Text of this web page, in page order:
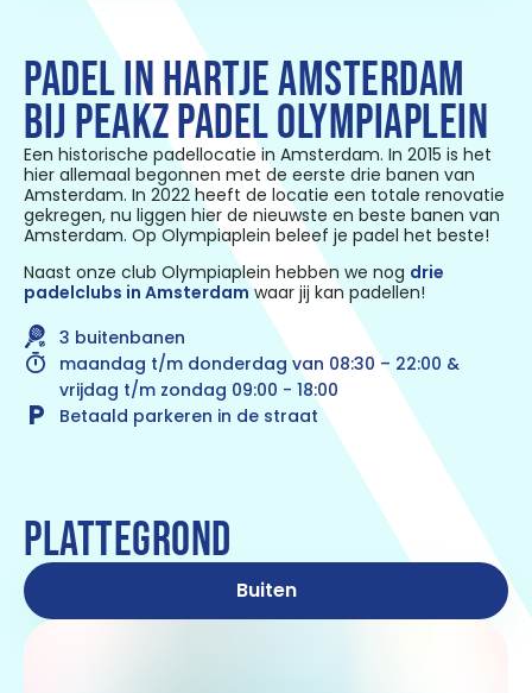
PADEL IN HARTJE AMSTERDAM
BIJ PEAKZ PADEL OLYMPIAPLEIN
Een historische padellocatie in Amsterdam. In 2015 is het
hier allemaal begonnen met de eerste drie banen van
Amsterdam. In 2022 heeft de locatie een totale renovatie
gekregen, nu liggen hier de nieuwste en beste banen van
Amsterdam. Op Olympiaplein beleef je padel het beste!
Naast onze club Olympiaplein hebben we nog drie
padelclubs in Amsterdamwaar jij kan padellen!
3 buitenbanen
maandag t/m donderdag van 08:30 – 22:00 &
vrijdag t/m zondag 09:00 - 18:00
Betaald parkeren in de straat
PLATTEGROND
Buiten